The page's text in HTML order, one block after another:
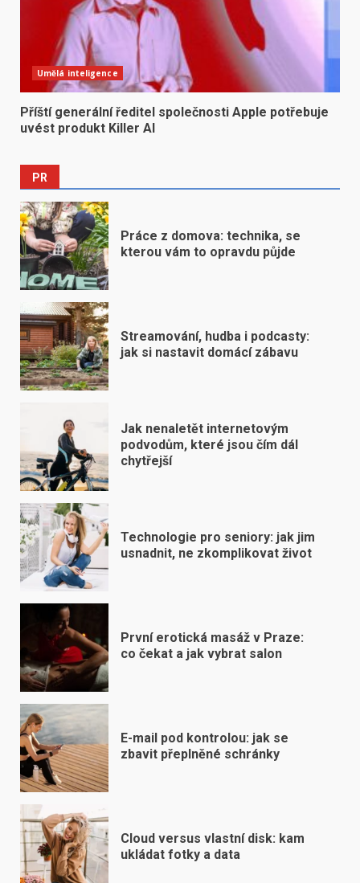
Umělá inteligence
Příští generální ředitel společnosti Apple potřebuje
uvést produkt Killer AI
PR
Práce z domova: technika, se
kterou vám to opravdu půjde
Streamování, hudba i podcasty:
jak si nastavit domácí zábavu
Jak nenaletět internetovým
podvodům, které jsou čím dál
chytřejší
Technologie pro seniory: jak jim
usnadnit, ne zkomplikovat život
První erotická masáž v Praze:
co čekat a jak vybrat salon
E-mail pod kontrolou: jak se
zbavit přeplněné schránky
Cloud versus vlastní disk: kam
ukládat fotky a data